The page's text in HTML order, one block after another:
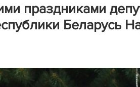
праздниками
Беларусь